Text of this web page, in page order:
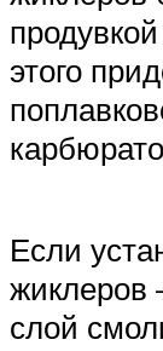
этого
Если
жиклеров
слой